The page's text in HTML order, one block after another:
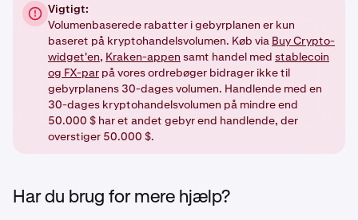
Vigtigt:
Volumenbaserede rabatter i gebyrplanen er kun
baseret på kryptohandelsvolumen. Køb via Buy Crypto-
widget'en, Kraken-appen samt handel med stablecoin
og FX-par på vores ordrebøger bidrager ikke til
gebyrplanens 30-dages volumen. Handlende med en
30-dages kryptohandelsvolumen på mindre end
50.000 $ har et andet gebyr end handlende, der
overstiger 50.000 $.
Har du brug for mere hjælp?